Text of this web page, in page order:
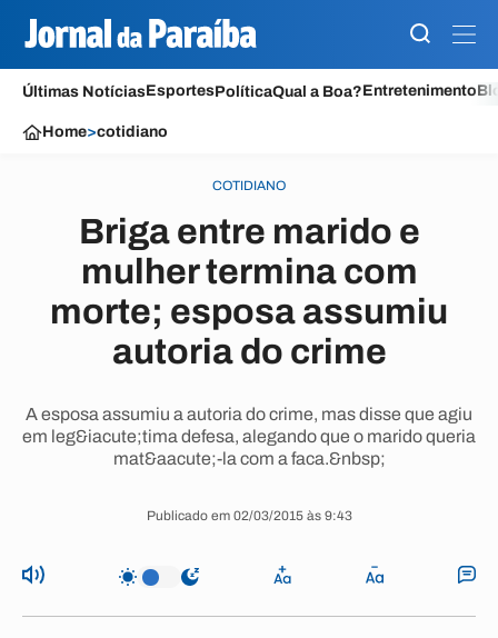
Últimas NotíciasEsportesPolíticaQual a Boa?Entretenimento
Home>cotidiano
COTIDIANO
Briga entre marido e
mulher termina com
morte; esposa assumiu
autoria do crime
A esposa assumiu a autoria do crime, mas disse que agiu
em leg&iacute;tima defesa, alegando que o marido queria
mat&aacute;-la com a faca.&nbsp;
Publicado em 02/03/2015 às 9:43